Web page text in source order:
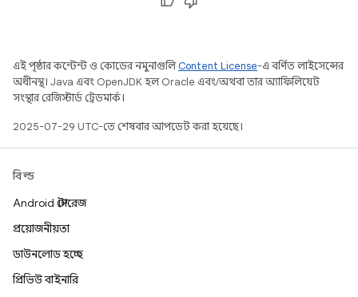
এই পৃষ্ঠার কন্টেন্ট ও কোডের নমুনাগুলিContent License-এ বর্ণিত লাইসেন্সের
অধীনস্থ। Java এবং OpenJDK হল Oracle এবং/অথবা তার অ্যাফিলিয়েট
সংস্থার রেজিস্টার্ড ট্রেডমার্ক।
2025-07-29 UTC-তে শেষবার আপডেট করা হয়েছে।
বিল্ড
Android স্টোরেজ
প্রয়োজনীয়তা
ডাউনলোড হচ্ছে
প্রিভিউ বাইনারি